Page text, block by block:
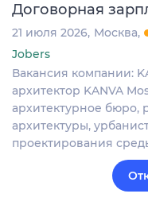
Договорная
21 июля 2026 Москва
Jobers
Вакансия компании:
архитектор KANVA
архитектурное бюро,
архитектуры,
проектирования